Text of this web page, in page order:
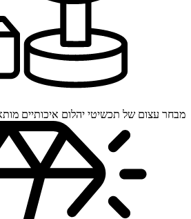
מבחר עצום של תכשיטי יהלום איכותיים